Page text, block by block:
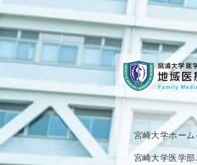
宮崎大学ホー
宮崎大学医学